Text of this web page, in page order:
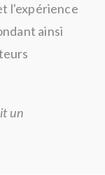
l'expérience
ainsi
un